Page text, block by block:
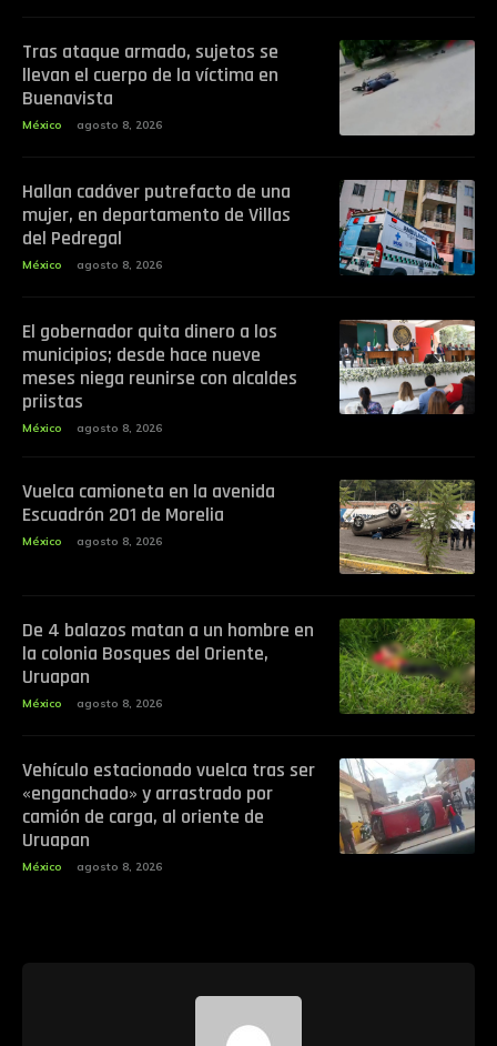
Tras ataque armado, sujetos se
llevan el cuerpo de la víctima en
Buenavista
México agosto 8, 2026
Hallan cadáver putrefacto de una
mujer, en departamento de Villas
del Pedregal
México agosto 8, 2026
El gobernador quita dinero a los
municipios; desde hace nueve
meses niega reunirse con alcaldes
priistas
México agosto 8, 2026
Vuelca camioneta en la avenida
Escuadrón 201 de Morelia
México agosto 8, 2026
De 4 balazos matan a un hombre en
la colonia Bosques del Oriente,
Uruapan
México agosto 8, 2026
Vehículo estacionado vuelca tras ser
«enganchado» y arrastrado por
camión de carga, al oriente de
Uruapan
México agosto 8, 2026